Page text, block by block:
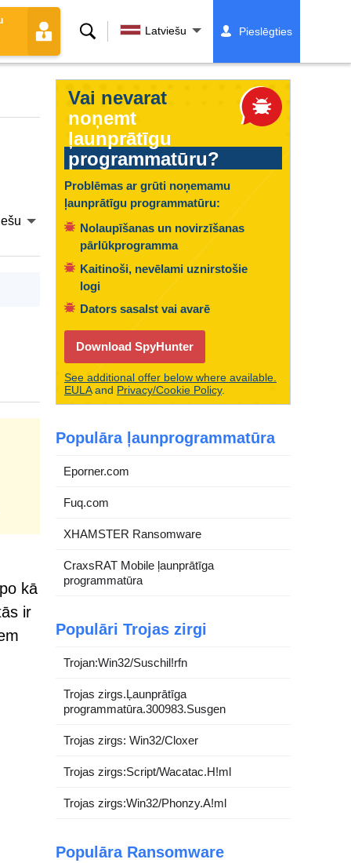
Meklēt Latviešu Pieslēgties
kā
ir
Vai nevarat
noņemt
ļaunprātīgu
programmatūru?
Problēmas ar grūti noņemamu
ļaunprātīgu programmatūru:
Nolaupīšanas un novirzīšanas
pārlūkprogramma
Kaitinoši, nevēlami uznirstošie
logi
Dators sasalst vai avarē
Download SpyHunter
See additional offer below where available.
EULAand Privacy/Cookie Policy.
Populāra ļaunprogrammatūra
Eporner.com
Fuq.com
XHAMSTER Ransomware
CraxsRAT Mobile ļaunprātīga
programmatūra
Populāri Trojas zirgi
Trojan:Win32/Suschil!rfn
Trojas zirgs.Ļaunprātīga
programmatūra.300983.Susgen
Trojas zirgs: Win32/Cloxer
Trojas zirgs:Script/Wacatac.H!ml
Trojas zirgs:Win32/Phonzy.A!ml
Populāra Ransomware